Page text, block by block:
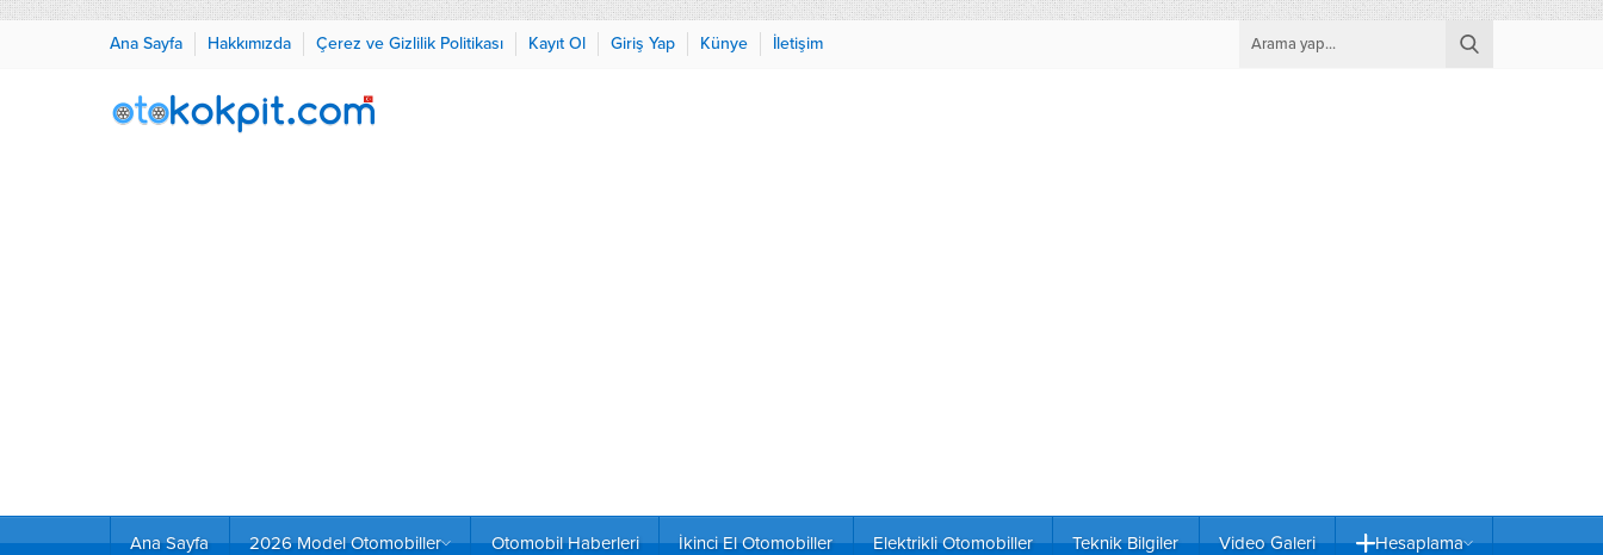
Ana Sayfa Hakkımızda Çerez ve Gizlilik Politikası Kayıt Ol Giriş Yap Künye İletişim
Ana Sayfa 2026 Model Otomobiller Otomobil Haberleri İkinci El Otomobiller Elektrikli Otomobiller Teknik Bilgiler Video Galeri Hesaplama